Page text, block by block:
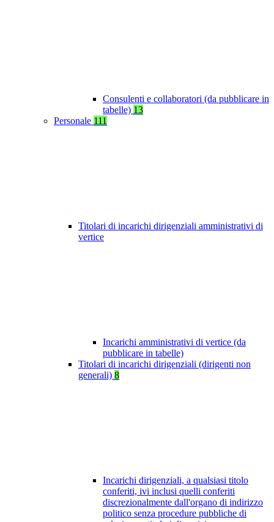
Consulenti e collaboratori (da pubblicare in
tabelle) 13
Personale 111
Titolari di incarichi dirigenziali amministrativi di
vertice
Incarichi amministrativi di vertice (da
pubblicare in tabelle)
Titolari di incarichi dirigenziali (dirigenti non
generali) 8
Incarichi dirigenziali, a qualsiasi titolo
conferiti, ivi inclusi quelli conferiti
discrezionalmente dall'organo di indirizzo
politico senza procedure pubbliche di